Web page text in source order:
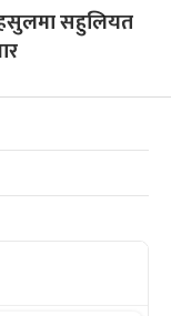
सहुलियत